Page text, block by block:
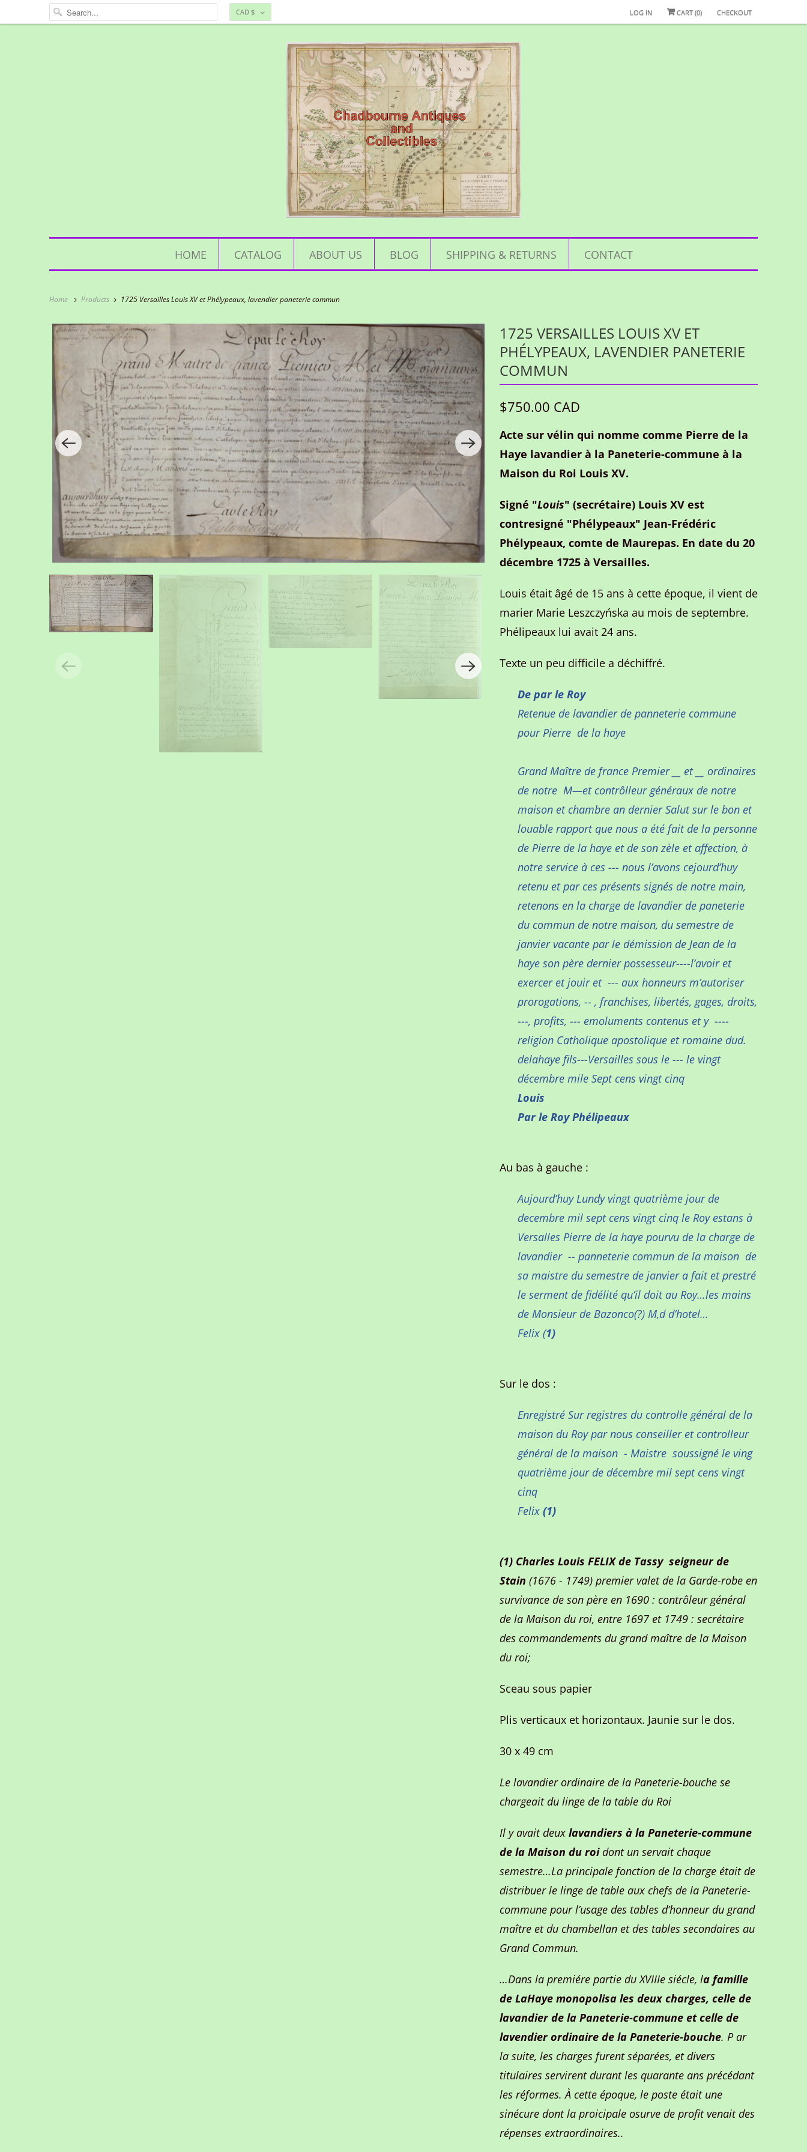
CAD $ LOG IN CART (0) CHECKOUT
HOME CATALOG ABOUT US BLOG SHIPPING & RETURNS CONTACT
Home Products 1725 Versailles Louis XV et Phélypeaux, lavendier paneterie commun
1725 VERSAILLES LOUIS XV ET
PHÉLYPEAUX, LAVENDIER PANETERIE
COMMUN
$750.00 CAD
Acte sur vélin qui nomme comme Pierre de la
Haye lavandier à la Paneterie-commune à la
Maison du Roi Louis XV.
Signé "Louis" (secrétaire) Louis XV est
contresigné "Phélypeaux" Jean-Frédéric
Phélypeaux, comte de Maurepas. En date du 20
décembre 1725 à Versailles.
Louis était âgé de 15 ans à cette époque, il vient de
marier Marie Leszczyńska au mois de septembre.
Phélipeaux lui avait 24 ans.
Texte un peu difficile a déchiffré.
De par le Roy
Retenue de lavandier de panneterie commune
pour Pierre de la haye
Grand Maître de france Premier __ et __ ordinaires
de notre M—et contrôlleur généraux de notre
maison et chambre an dernier Salut sur le bon et
louable rapport que nous a été fait de la personne
de Pierre de la haye et de son zèle et affection, à
notre service à ces --- nous l’avons cejourd’huy
retenu et par ces présents signés de notre main,
retenons en la charge de lavandier de paneterie
du commun de notre maison, du semestre de
janvier vacante par le démission de Jean de la
haye son père dernier possesseur----l’avoir et
exercer et jouir et --- aux honneurs m’autoriser
prorogations, -- , franchises, libertés, gages, droits,
---, profits, --- emoluments contenus et y ----
religion Catholique apostolique et romaine dud.
delahaye fils---Versailles sous le --- le vingt
décembre mile Sept cens vingt cinq
Louis
Par le Roy Phélipeaux
Au bas à gauche :
Aujourd’huy Lundy vingt quatrième jour de
decembre mil sept cens vingt cinq le Roy estans à
Versalles Pierre de la haye pourvu de la charge de
lavandier -- panneterie commun de la maison de
sa maistre du semestre de janvier a fait et prestré
le serment de fidélité qu’il doit au Roy…les mains
de Monsieur de Bazonco(?) M,d d’hotel…
Felix (1)
Sur le dos :
Enregistré Sur registres du controlle général de la
maison du Roy par nous conseiller et controlleur
général de la maison - Maistre soussigné le ving
quatrième jour de décembre mil sept cens vingt
cinq
Felix (1)
(1) Charles Louis FELIX de Tassy seigneur de
Stain (1676 - 1749) premier valet de la Garde-robe en
survivance de son père en 1690 : contrôleur général
de la Maison du roi, entre 1697 et 1749 : secrétaire
des commandements du grand maître de la Maison
du roi;
Sceau sous papier
Plis verticaux et horizontaux. Jaunie sur le dos.
30 x 49 cm
Le lavandier ordinaire de la Paneterie-bouche se
chargeait du linge de la table du Roi
Il y avait deux lavandiers à la Paneterie-commune
de la Maison du roidont un servait chaque
semestre…La principale fonction de la charge était de
distribuer le linge de table aux chefs de la Paneterie-
commune pour l’usage des tables d’honneur du grand
maître et du chambellan et des tables secondaires au
Grand Commun.
…Dans la premiére partie du XVIIIe siécle, la famille
de LaHaye monopolisa les deux charges, celle de
lavandier de la Paneterie-commune et celle de
lavendier ordinaire de la Paneterie-bouche. P ar
la suite, les charges furent séparées, et divers
titulaires servirent durant les quarante ans précédant
les réformes. À cette époque, le poste était une
sinécure dont la proicipale osurve de profit venait des
répenses extraordinaires..